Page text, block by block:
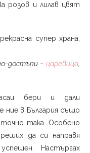
розов и лилав цвят
супер храна,
достъпи – царевица
бери и дали
ние в България също
така. Особено
да си направя
Настъргах